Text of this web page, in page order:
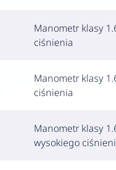
Manometr klasy
ciśnienia
Manometr klasy
ciśnienia
Manometr klasy
wysokiego